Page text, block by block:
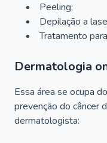
Peeling;
Depilação a
Tratamento
Dermatologia
Essa área se ocupa
prevenção do câncer
dermatologista: